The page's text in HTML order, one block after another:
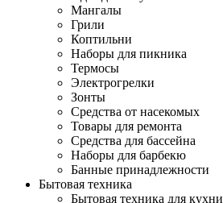
Мангалы
Грили
Коптильни
Наборы для пикника
Термосы
Электрогрелки
Зонты
Средства от насекомых
Товары для ремонта
Средства для бассейна
Наборы для барбекю
Банные принадлежности
Бытовая техника
Бытовая техника для кухни